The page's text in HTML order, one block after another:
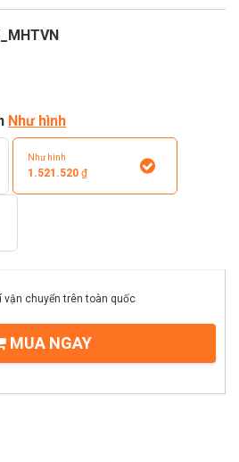
Như hình
Như hình
1.521.520₫
vận chuyển trên toàn quốc
MUA NGAY